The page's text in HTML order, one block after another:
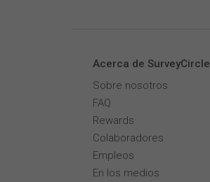
Acerca de SurveyCircle
Sobre nosotros
FAQ
Rewards
Colaboradores
Empleos
En los medios